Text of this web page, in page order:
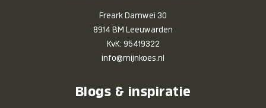
Freark Damwei 30
8914 BM Leeuwarden
KvK: 95419322
info@mijnkoes.nl
Blogs & inspiratie